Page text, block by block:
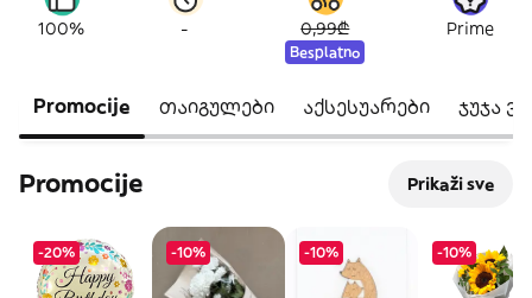
100% - 0,99₾
Besplatno
Prime
Promocije თაიგულები აქსესუარები ჯუჯა
Promocije Prikaži sve
-20% -10% -10% -10%